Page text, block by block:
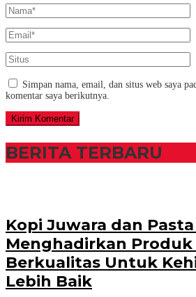
Simpan nama, email, dan situs web saya
komentar saya berikutnya.
BERITA TERBARU
Kopi Juwara dan
Menghadirkan Produk
Berkualitas Untuk
Lebih Baik